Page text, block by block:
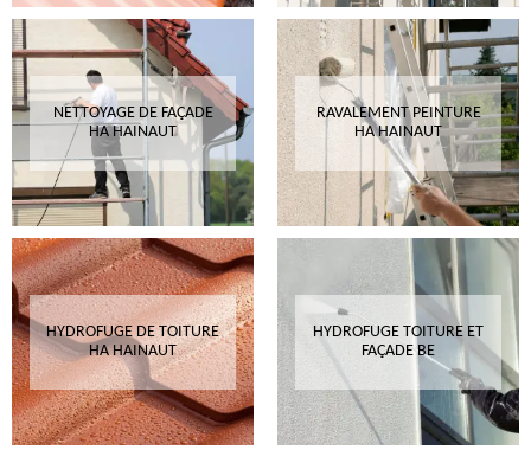
NETTOYAGE DE FAÇADE
HA HAINAUT
RAVALEMENT PEINTURE
HA HAINAUT
HYDROFUGE DE TOITURE
HA HAINAUT
HYDROFUGE TOITURE ET
FAÇADE BE